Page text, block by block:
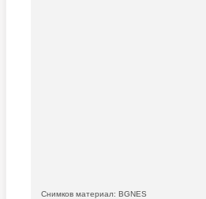
Снимков материал: BGNES